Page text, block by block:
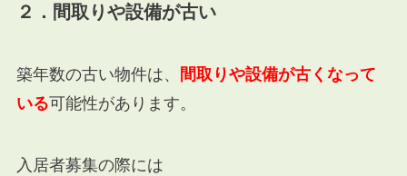
２．間取りや設備が古い
築年数の古い物件は、
間取りや設備が古くなって
いる可能性があります。
入居者募集の際には